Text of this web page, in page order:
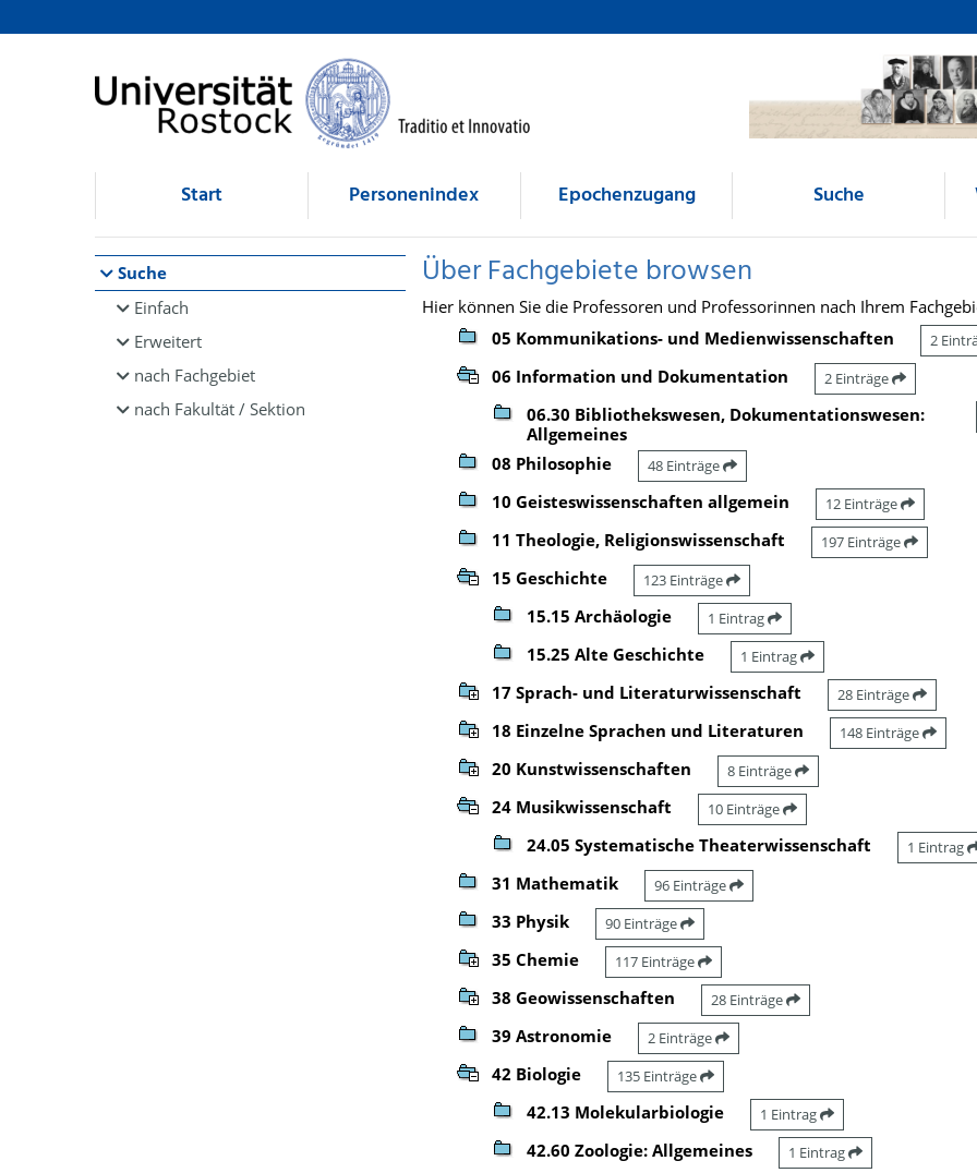
Browsen
direkt zum Inhalt
Start Personenindex Epochenzugang Suche
Suche
Einfach
Erweitert
nach Fachgebiet
nach Fakultät / Sektion
Über Fachgebiete browsen
Hier können Sie die Professoren und Professorinnen nach Ihrem
05 Kommunikations- und Medienwissenschaften
2
06 Information und Dokumentation 2 Einträge
06.30 Bibliothekswesen, Dokumentationswesen:
Allgemeines
08 Philosophie 48 Einträge
10 Geisteswissenschaften allgemein 12 Einträge
11 Theologie, Religionswissenschaft 197 Einträge
15 Geschichte 123 Einträge
15.15 Archäologie 1 Eintrag
15.25 Alte Geschichte 1 Eintrag
17 Sprach- und Literaturwissenschaft 28 Einträge
18 Einzelne Sprachen und Literaturen 148 Einträge
20 Kunstwissenschaften 8 Einträge
24 Musikwissenschaft 10 Einträge
24.05 Systematische Theaterwissenschaft 1 Eintrag
31 Mathematik 96 Einträge
33 Physik 90 Einträge
35 Chemie 117 Einträge
38 Geowissenschaften 28 Einträge
39 Astronomie 2 Einträge
42 Biologie 135 Einträge
42.13 Molekularbiologie 1 Eintrag
42.60 Zoologie: Allgemeines 1 Eintrag